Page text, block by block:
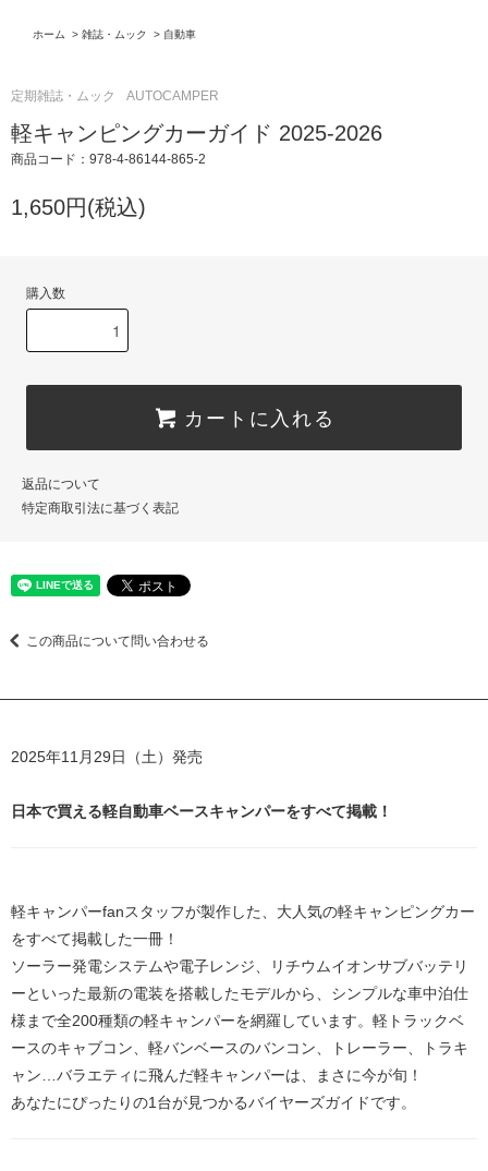
ホーム > 雑誌・ムック > 自動車
定期雑誌・ムック AUTOCAMPER
軽キャンピングカーガイド 2025-2026
商品コード：978-4-86144-865-2
1,650円(税込)
購入数
カートに入れる
返品について
特定商取引法に基づく表記
この商品について問い合わせる
2025年11月29日（土）発売
日本で買える軽自動車ベースキャンパーをすべて掲載！
軽キャンパーfanスタッフが製作した、大人気の軽キャンピングカー
をすべて掲載した一冊！
ソーラー発電システムや電子レンジ、リチウムイオンサブバッテリ
ーといった最新の電装を搭載したモデルから、シンプルな車中泊仕
様まで全200種類の軽キャンパーを網羅しています。軽トラックベ
ースのキャブコン、軽バンベースのバンコン、トレーラー、トラキ
ャン…バラエティに飛んだ軽キャンパーは、まさに今が旬！
あなたにぴったりの1台が見つかるバイヤーズガイドです。